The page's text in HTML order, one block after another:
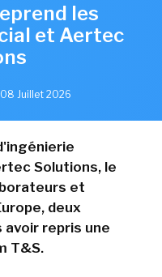
les
et Aertec
Juillet 2026
Solutions, le
et
deux
repris une
T&S.